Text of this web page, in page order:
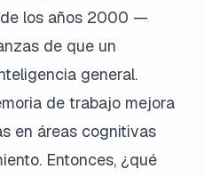
de los años 2000 —
de que un
general.
de trabajo mejora
en áreas cognitivas
Entonces, ¿qué